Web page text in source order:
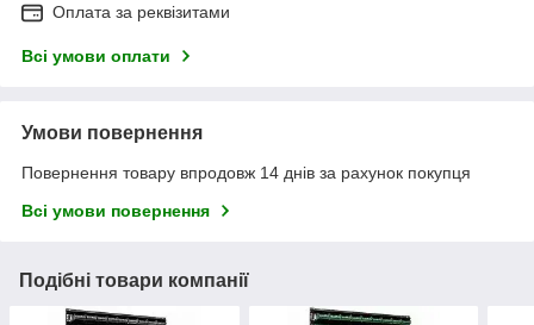
Оплата за реквізитами
Всі умови оплати
Умови повернення
Повернення товару впродовж 14 днів за рахунок покупця
Всі умови повернення
Подібні товари компанії